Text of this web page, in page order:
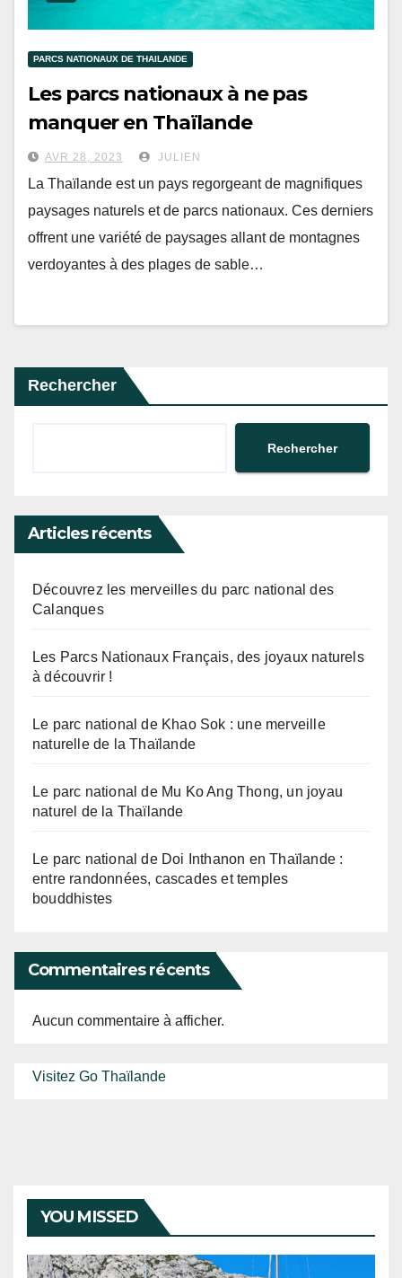
PARCS NATIONAUX DE THAILANDE
Les parcs nationaux à ne pas
manquer en Thaïlande
AVR 28, 2023 JULIEN
La Thaïlande est un pays regorgeant de magnifiques
paysages naturels et de parcs nationaux. Ces derniers
offrent une variété de paysages allant de montagnes
verdoyantes à des plages de sable…
Rechercher
Rechercher
Articles récents
Découvrez les merveilles du parc national des
Calanques
Les Parcs Nationaux Français, des joyaux naturels
à découvrir !
Le parc national de Khao Sok : une merveille
naturelle de la Thaïlande
Le parc national de Mu Ko Ang Thong, un joyau
naturel de la Thaïlande
Le parc national de Doi Inthanon en Thaïlande :
entre randonnées, cascades et temples
bouddhistes
Commentaires récents
Aucun commentaire à afficher.
Visitez Go Thaïlande
YOU MISSED